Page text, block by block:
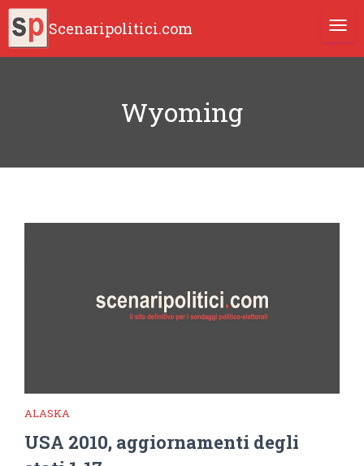
Scenaripolitici.com
Wyoming
ALASKA
USA 2010, aggiornamenti degli